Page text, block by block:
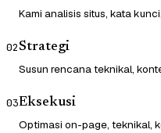
Kami analisis situs, kata
02Strategi
Susun rencana teknikal,
03Eksekusi
Optimasi on-page, teknikal,